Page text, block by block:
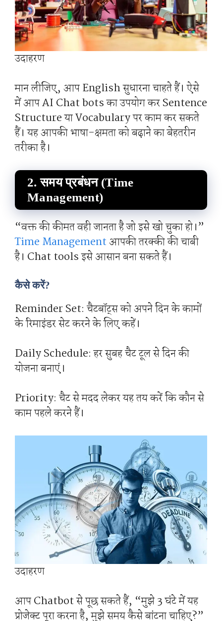
उदाहरण
मान लीजिए, आप English सुधारना चाहते हैं। ऐसे
में आप AI Chat bots का उपयोग कर Sentence
Structure या Vocabulary पर काम कर सकते
हैं। यह आपकी भाषा-क्षमता को बढ़ाने का बेहतरीन
तरीका है।
2. समय प्रबंधन (Time
Management)
“वक्त की कीमत वही जानता है जो इसे खो चुका हो।”
Time Managementआपकी तरक्की की चाबी
है। Chat tools इसे आसान बना सकते हैं।
कैसे करें?
Reminder Set: चैटबॉट्स को अपने दिन के कामों
के रिमाइंडर सेट करने के लिए कहें।
Daily Schedule: हर सुबह चैट टूल से दिन की
योजना बनाएं।
Priority: चैट से मदद लेकर यह तय करें कि कौन से
काम पहले करने हैं।
उदाहरण
आप Chatbot से पूछ सकते हैं, “मुझे 3 घंटे में यह
प्रोजेक्ट पूरा करना है, मुझे समय कैसे बांटना चाहिए?”